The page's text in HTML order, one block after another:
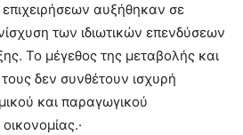
αυξήθηκαν σε
των ιδιωτικών επενδύσεων
Το μέγεθος της μεταβολής και
δεν συνθέτουν ισχυρή
και παραγωγικού